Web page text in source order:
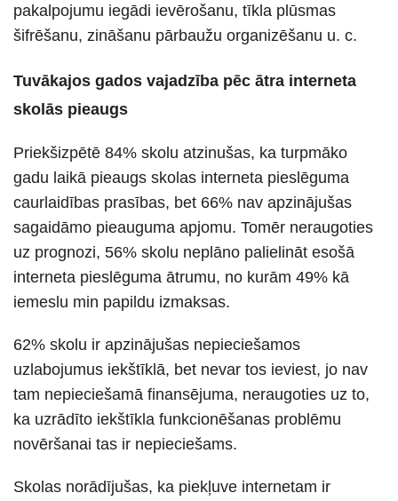
pakalpojumu iegādi ievērošanu, tīkla plūsmas
šifrēšanu, zināšanu pārbaužu organizēšanu u. c.
Tuvākajos gados vajadzība pēc ātra interneta
skolās pieaugs
Priekšizpētē 84% skolu atzinušas, ka turpmāko
gadu laikā pieaugs skolas interneta pieslēguma
caurlaidības prasības, bet 66% nav apzinājušas
sagaidāmo pieauguma apjomu. Tomēr neraugoties
uz prognozi, 56% skolu neplāno palielināt esošā
interneta pieslēguma ātrumu, no kurām 49% kā
iemeslu min papildu izmaksas.
62% skolu ir apzinājušas nepieciešamos
uzlabojumus iekštīklā, bet nevar tos ieviest, jo nav
tam nepieciešamā finansējuma, neraugoties uz to,
ka uzrādīto iekštīkla funkcionēšanas problēmu
novēršanai tas ir nepieciešams.
Skolas norādījušas, ka piekļuve internetam ir